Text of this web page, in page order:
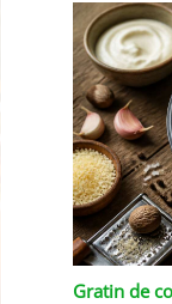
Gratin de